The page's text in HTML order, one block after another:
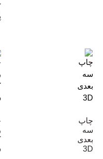
چاپ
سه
بعدی
3D